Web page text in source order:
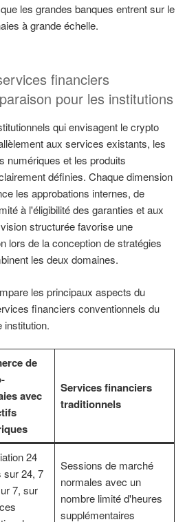
les grandes banques entrent sur le
à grande échelle.
financiers
pour les institutions
qui envisagent le crypto
aux services existants, les
numériques et les produits
définies. Chaque dimension
les approbations internes, de
à l'éligibilité des garanties et aux
structurée favorise une
lors de la conception de stratégies
les deux domaines.
les principaux aspects du
financiers conventionnels du
institution.
de
avec
Services financiers
traditionnels
24
sur 24, 7
7, sur
Sessions de marché
normales avec un
nombre limité d'heures
supplémentaires